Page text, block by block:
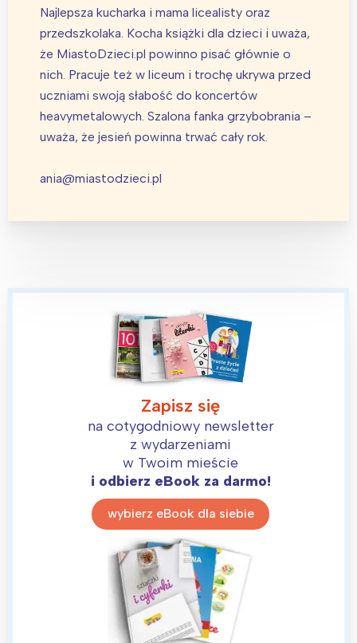
Najlepsza kucharka i mama licealisty oraz
przedszkolaka. Kocha książki dla dzieci i uważa,
że MiastoDzieci.pl powinno pisać głównie o
nich. Pracuje też w liceum i trochę ukrywa przed
uczniami swoją słabość do koncertów
heavymetalowych. Szalona fanka grzybobrania –
uważa, że jesień powinna trwać cały rok.
ania@miastodzieci.pl
Zapisz się
na cotygodniowy newsletter
z wydarzeniami
w Twoim mieście
i odbierz eBook za darmo!
wybierz eBook dla siebie